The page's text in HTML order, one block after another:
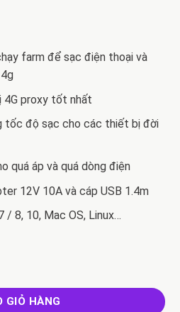
farm để sạc điện thoại và
proxy tốt nhất
tốc độ sạc cho các thiết bị đời
quá áp và quá dòng điện
12V 10A và cáp USB 1.4m
8, 10, Mac OS, Linux…
số lượng
GIỎ HÀNG